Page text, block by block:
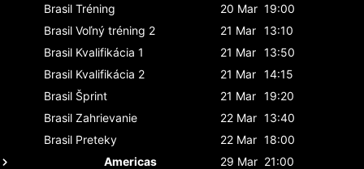
Brasil Tréning 20 Mar 19:00
Brasil Voľný tréning 2 21 Mar 13:10
Brasil Kvalifikácia 1 21 Mar 13:50
Brasil Kvalifikácia 2 21 Mar 14:15
Brasil Šprint 21 Mar 19:20
Brasil Zahrievanie 22 Mar 13:40
Brasil Preteky 22 Mar 18:00
Americas
29 Mar 21:00